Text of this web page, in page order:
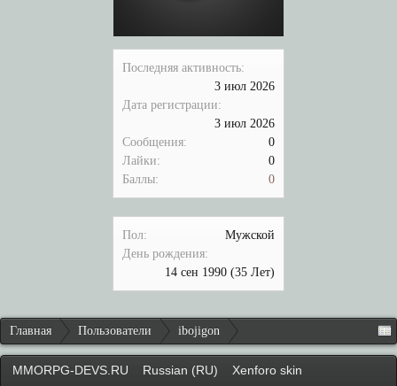
Последняя активность:
3 июл 2026
Дата регистрации:
3 июл 2026
Сообщения:
0
Лайки:
0
Баллы:
0
Пол:
Мужской
День рождения:
14 сен 1990 (35 Лет)
Главная Пользователи ibojigon
MMORPG-DEVS.RU Russian (RU) Xenforo skin